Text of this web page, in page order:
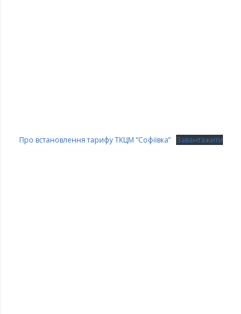
Про встановлення тарифу ТКЦМ “Софіївка” Завантажити